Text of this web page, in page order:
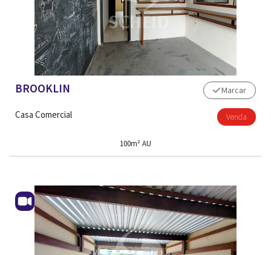
BROOKLIN
Casa Comercial
Marcar
Venda
100m² AU